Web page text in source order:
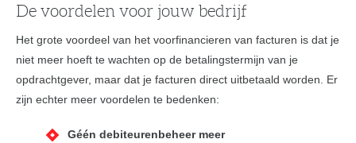
De voordelen voor jouw bedrijf
Het grote voordeel van het voorfinancieren van facturen is dat je
niet meer hoeft te wachten op de betalingstermijn van je
opdrachtgever, maar dat je facturen direct uitbetaald worden. Er
zijn echter meer voordelen te bedenken:
Géén debiteurenbeheer meer